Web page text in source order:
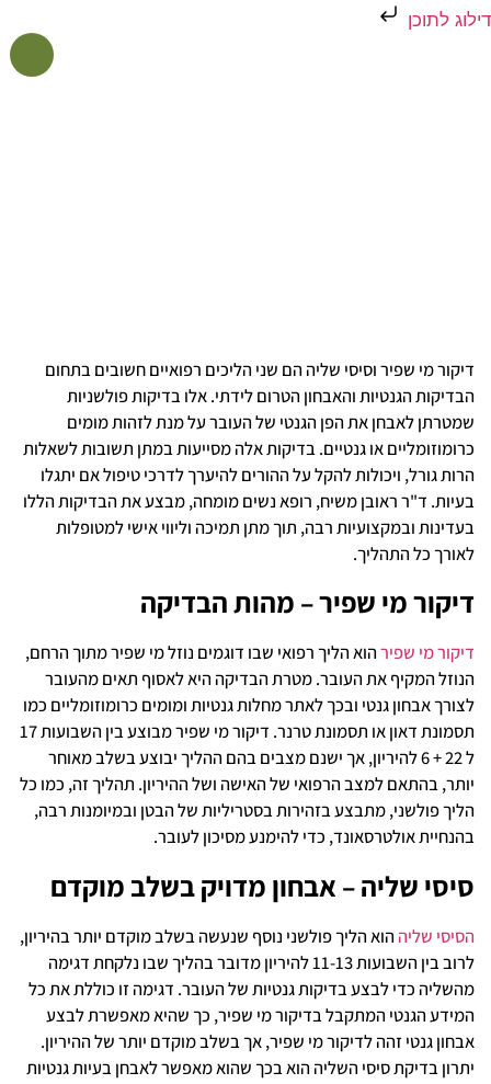
דילוג לתוכן
דיקור מי שפיר וסיסי שליה הם שני הליכים רפואיים חשובים בתחום
הבדיקות הגנטיות והאבחון הטרום לידתי. אלו בדיקות פולשניות
שמטרתן לאבחן את הפן הגנטי של העובר על מנת לזהות מומים
כרומוזומליים או גנטיים. בדיקות אלה מסייעות במתן תשובות לשאלות
הרות גורל, ויכולות להקל על ההורים להיערך לדרכי טיפול אם יתגלו
בעיות. ד"ר ראובן משיח, רופא נשים מומחה, מבצע את הבדיקות הללו
בעדינות ובמקצועיות רבה, תוך מתן תמיכה וליווי אישי למטופלות
לאורך כל התהליך.
דיקור מי שפיר – מהות הבדיקה
דיקור מי שפירהוא הליך רפואי שבו דוגמים נוזל מי שפיר מתוך הרחם,
הנוזל המקיף את העובר. מטרת הבדיקה היא לאסוף תאים מהעובר
לצורך אבחון גנטי ובכך לאתר מחלות גנטיות ומומים כרומוזומליים כמו
תסמונת דאון או תסמונת טרנר. דיקור מי שפיר מבוצע בין השבועות 17
ל 22 + 6 להיריון, אך ישנם מצבים בהם ההליך יבוצע בשלב מאוחר
יותר, בהתאם למצב הרפואי של האישה ושל ההיריון. תהליך זה, כמו כל
הליך פולשני, מתבצע בזהירות בסטריליות של הבטן ובמיומנות רבה,
בהנחיית אולטרסאונד, כדי להימנע מסיכון לעובר.
סיסי שליה – אבחון מדויק בשלב מוקדם
הסיסי שליה הוא הליך פולשני נוסף שנעשה בשלב מוקדם יותר בהיריון,
לרוב בין השבועות 11-13 להיריון מדובר בהליך שבו נלקחת דגימה
מהשליה כדי לבצע בדיקות גנטיות של העובר. דגימה זו כוללת את כל
המידע הגנטי המתקבל בדיקור מי שפיר, כך שהיא מאפשרת לבצע
אבחון גנטי זהה לדיקור מי שפיר, אך בשלב מוקדם יותר של ההיריון.
יתרון בדיקת סיסי השליה הוא בכך שהוא מאפשר לאבחן בעיות גנטיות